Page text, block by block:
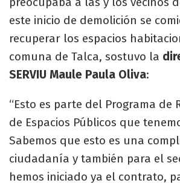
este inicio de demolición se
recuperar los espacios
comuna de Talca, sostuvo la
SERVIU Maule Paula Oliva:
“Esto es parte del Programa de
de Espacios Públicos que
Sabemos que esto es una
ciudadanía y también para el
hemos iniciado ya el contrato,